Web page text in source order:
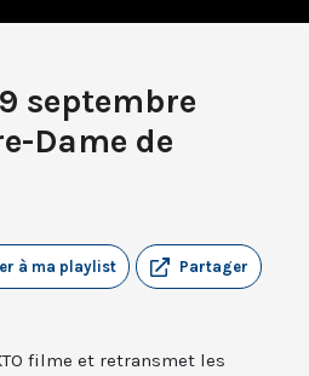
septembre
Dame de
Partager
à ma playlist
filme et retransmet les